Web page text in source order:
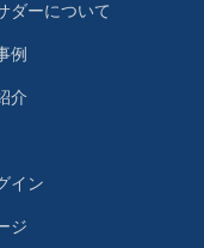
ダーについて
例
介
イン
ジ